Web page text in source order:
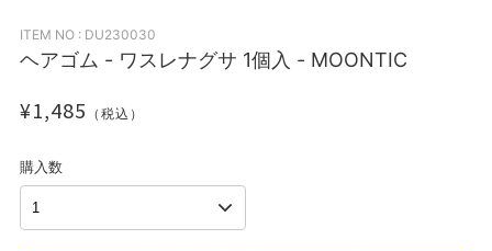
ITEM NO : DU230030
ヘアゴム - ワスレナグサ 1個入 - MOONTIC
¥1,485 （税込）
購入数